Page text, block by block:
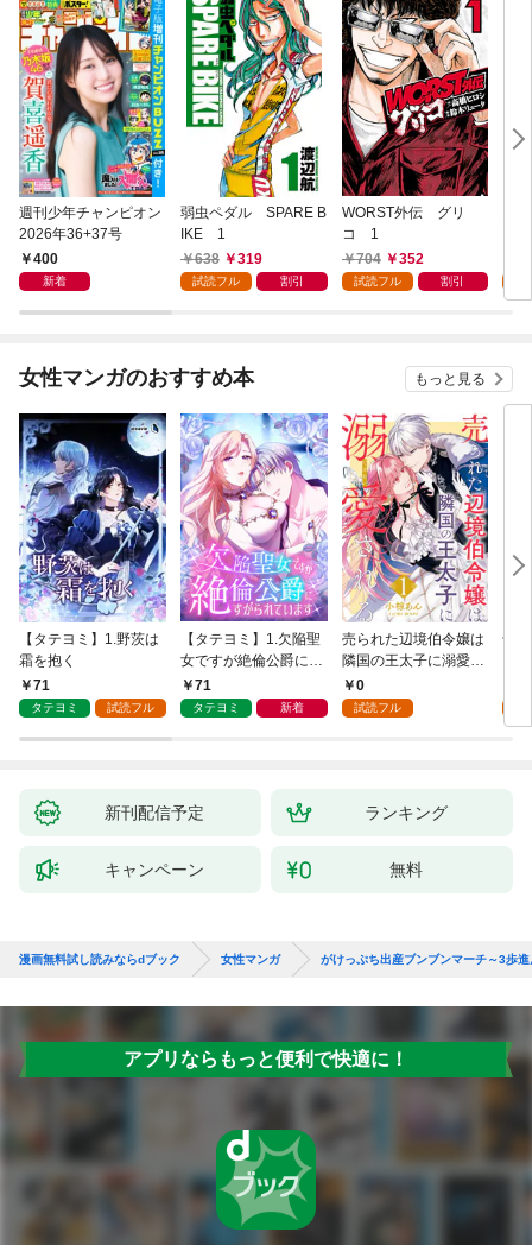
週刊少年チャンピオン
2026年36+37号
400
新着
弱虫ペダル SPARE B
IKE 1
638
319
試読フル 割引
WORST外伝 グリ
コ 1
704
352
試読フル 割引
～(
女性マンガのおすすめ本 もっと見る
【タテヨミ】1.野茨は
霜を抱く
71
タテヨミ 試読フル
【タテヨミ】1.欠陥聖
女ですが絶倫公爵にす
がられています
71
タテヨミ 新着
売られた辺境伯令嬢は
隣国の王太子に溺愛さ
れる 1
0
試読フル
千
家
新刊配信予定 ランキング
キャンペーン 無料
漫画無料試し読みならdブック 女性マンガ がけっぷち出産ブンブンマーチ～3歩
アプリならもっと便利で快適に！